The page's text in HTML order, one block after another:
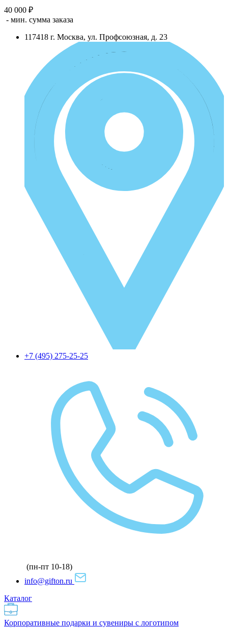
40 000 ₽
- мин. сумма заказа
117418 г. Москва, ул. Профсоюзная, д. 23
+7 (495) 275-25-25
(пн-пт 10-18)
info@gifton.ru
Каталог
Корпоративные подарки и сувениры с логотипом